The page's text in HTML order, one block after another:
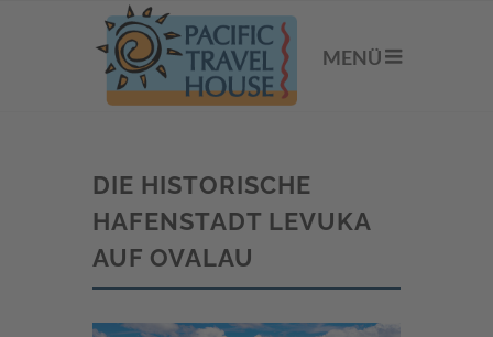
MENÜ
DIE HISTORISCHE
HAFENSTADT LEVUKA
AUF OVALAU